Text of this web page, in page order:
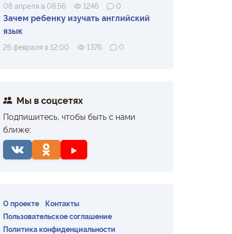
08 апреля в 08:56 1246 0
Зачем ребенку изучать английский
язык
26 февраля в 12:00 1376 0
Мы в соцсетях
Подпишитесь, чтобы быть с нами
ближе:
О проекте
Контакты
Пользовательское соглашение
Политика конфиденциальности